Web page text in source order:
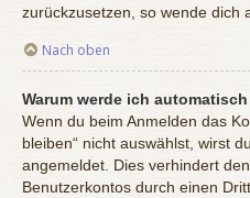
zurückzusetzen, so wende dich
Nach oben
Warum werde ich
Wenn du beim Anmelden das
bleiben“ nicht auswählst, wirst
angemeldet. Dies verhindert
Benutzerkontos durch einen